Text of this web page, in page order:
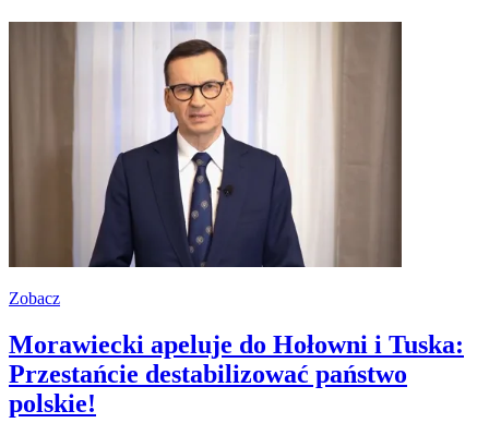
Zobacz
Morawiecki apeluje do Hołowni i Tuska:
Przestańcie destabilizować państwo
polskie!